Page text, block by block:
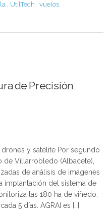
, UtilTech , vuelos
de Precisión
y satélite Por segundo
de Villarrobledo (Albacete),
de análisis de imágenes
implantación del sistema de
las 180 ha de viñedo,
5 días. AGRAI es […]